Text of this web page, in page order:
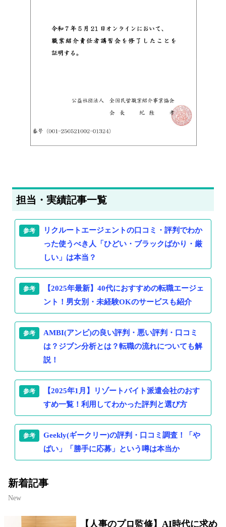
担当・実績記事一覧
リクルートエージェントの口コミ・評判でわか
った使うべき人「ひどい・ブラックばかり・厳
しい」は本当？
【2025年最新】40代におすすめの転職エージェ
ント！男女別・未経験OKのサービスも紹介
AMBI(アンビ)の良い評判・悪い評判・口コミ
は？ジブン分析とは？転職の流れについても解
説！
【2025年1月】リゾートバイト派遣会社のおす
すめ一覧！利用してわかった評判と選び方
Geekly(ギークリー)の評判・口コミ調査！「や
ばい」「勝手に応募」という噂は本当か
新着記事
New
【人事のプロ監修】AI時代に求め